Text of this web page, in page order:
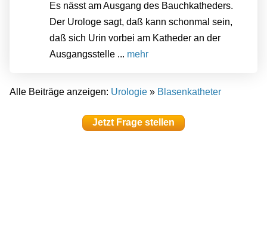
Es nässt am Ausgang des Bauchkatheders.
Der Urologe sagt, daß kann schonmal sein,
daß sich Urin vorbei am Katheder an der
Ausgangsstelle ... mehr
Alle Beiträge anzeigen: Urologie » Blasenkatheter
Jetzt Frage stellen